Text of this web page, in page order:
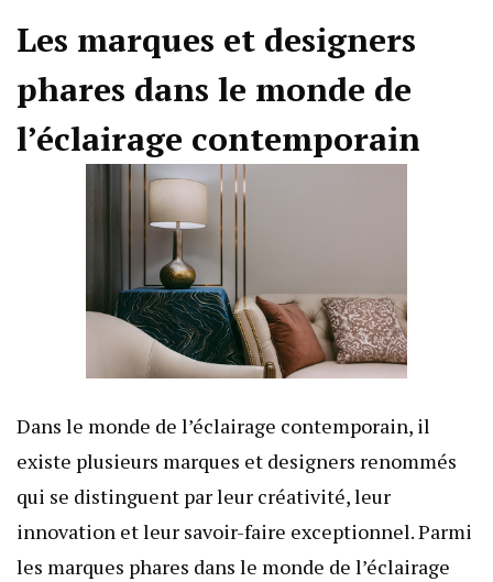
Les marques et designers
phares dans le monde de
l’éclairage contemporain
Dans le monde de l’éclairage contemporain, il
existe plusieurs marques et designers renommés
qui se distinguent par leur créativité, leur
innovation et leur savoir-faire exceptionnel. Parmi
les marques phares dans le monde de l’éclairage